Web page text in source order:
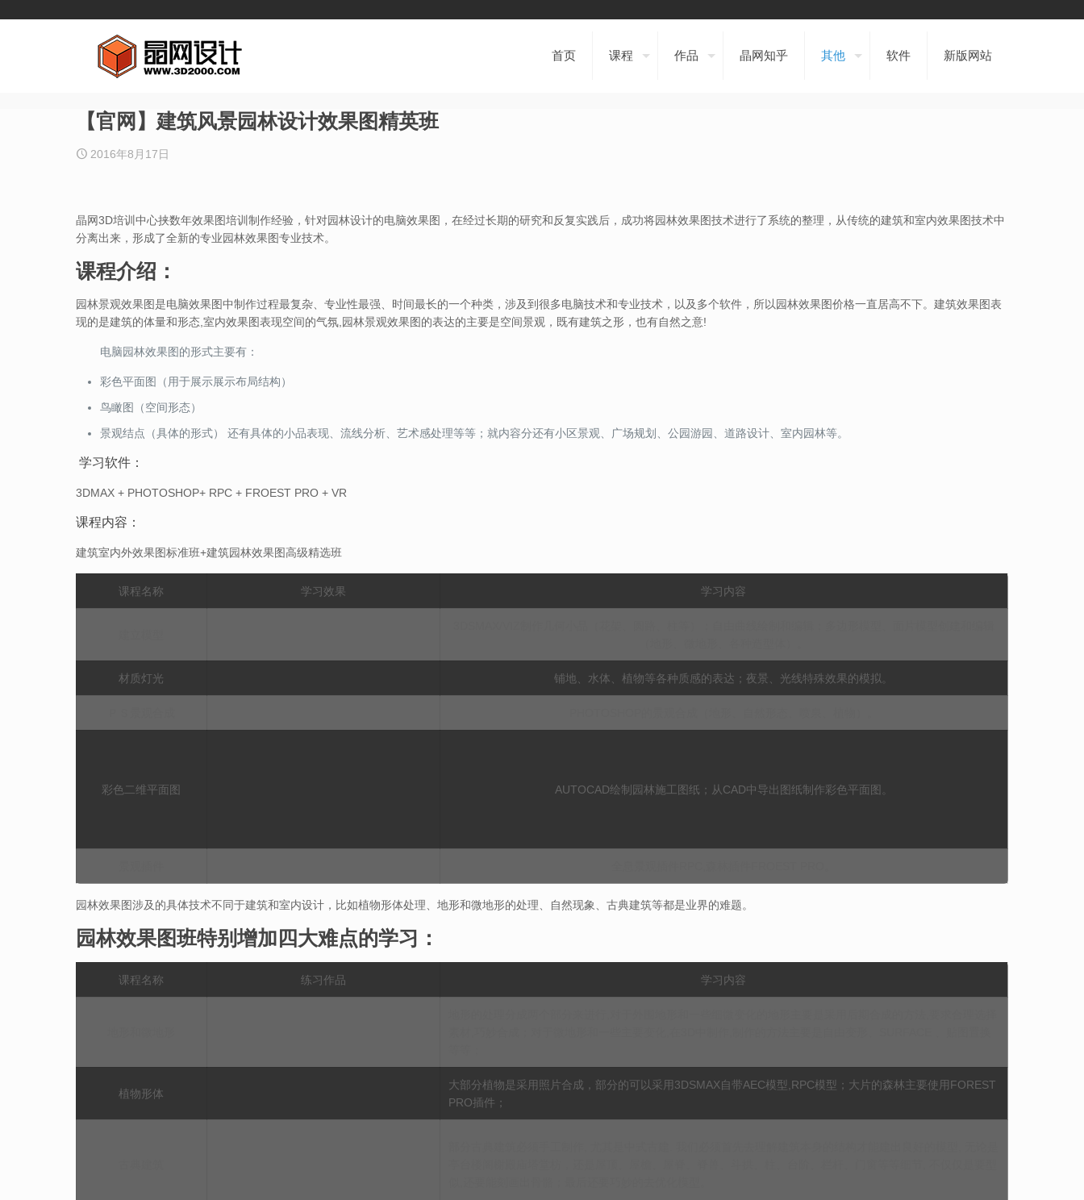
首页 课程 作品 晶网知乎 其他 软件 新版网站
【官网】建筑风景园林设计效果图精英班
2016年8月17日
晶网3D培训中心挟数年效果图培训制作经验，针对园林设计的电脑效果图，在经过长期的研究和反复实践后，成功将园林效果图技术进行了系统的整理，从传统的建筑和室内效果图技术中
分离出来，形成了全新的专业园林效果图专业技术。
课程介绍：
园林景观效果图是电脑效果图中制作过程最复杂、专业性最强、时间最长的一个种类，涉及到很多电脑技术和专业技术，以及多个软件，所以园林效果图价格一直居高不下。建筑效果图表
现的是建筑的体量和形态,室内效果图表现空间的气氛,园林景观效果图的表达的主要是空间景观，既有建筑之形，也有自然之意!
电脑园林效果图的形式主要有：
彩色平面图（用于展示展示布局结构）
鸟瞰图（空间形态）
景观结点（具体的形式） 还有具体的小品表现、流线分析、艺术感处理等等；就内容分还有小区景观、广场规划、公园游园、道路设计、室内园林等。
学习软件：
3DMAX + PHOTOSHOP+ RPC + FROEST PRO + VR
课程内容：
建筑室内外效果图标准班+建筑园林效果图高级精选班
课程名称 学习效果 学习内容
材质灯光 铺地、水体、植物等各种质感的表达；夜景、光线特殊效果的模拟。
彩色二维平面图 AUTOCAD绘制园林施工图纸；从CAD中导出图纸制作彩色平面图。
园林效果图涉及的具体技术不同于建筑和室内设计，比如植物形体处理、地形和微地形的处理、自然现象、古典建筑等都是业界的难题。
园林效果图班特别增加四大难点的学习：
课程名称 练习作品 学习内容
植物形体
大部分植物是采用照片合成，部分的可以采用3DSMAX自带AEC模型,RPC模型；大片的森林主要使用FOREST
PRO插件；